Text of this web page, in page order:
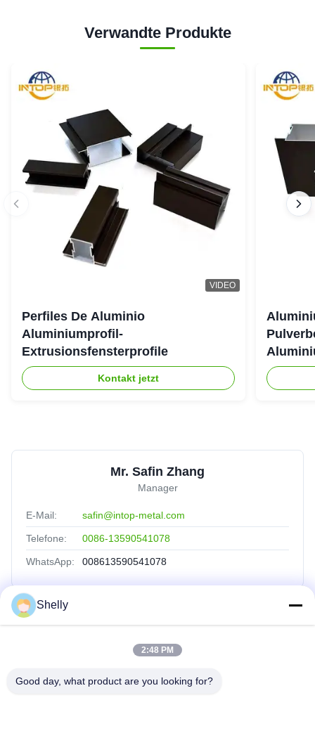
Verwandte Produkte
VIDEO
Perfiles De Aluminio
Aluminiumprofil-
Extrusionsfensterprofile
Kontakt jetzt
Mr. Safin Zhang
Manager
E-Mail: safin@intop-metal.com
Telefone: 0086-13590541078
WhatsApp: 008613590541078
Schnelle Verbindungen
Startseite
Über Uns
Shelly
2:48 PM
Good day, what product are you looking for?